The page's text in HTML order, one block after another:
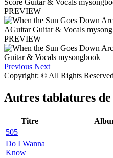
PREVIEW
PREVIEW
Previous Next
Copyright: © All Rights
Autres tablatures de
Titre
505
Do I Wanna
Know